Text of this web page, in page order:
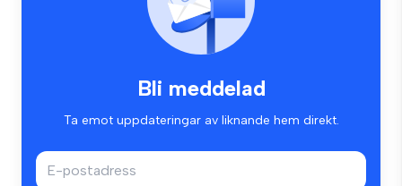
Bli meddelad
Ta emot uppdateringar av liknande hem direkt.